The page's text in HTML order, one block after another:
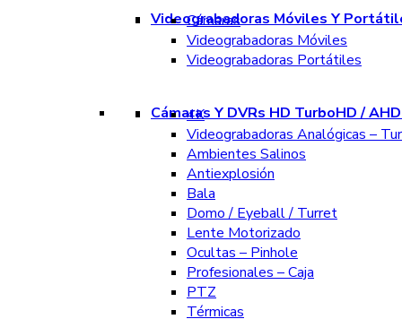
Videograbadoras Móviles Y
Cámaras
Videograbadoras Móviles
Videograbadoras Portátiles
Cámaras Y DVRs HD TurboHD /
4K
Videograbadoras Analógicas –
Ambientes Salinos
Antiexplosión
Bala
Domo / Eyeball / Turret
Lente Motorizado
Ocultas – Pinhole
Profesionales – Caja
PTZ
Térmicas